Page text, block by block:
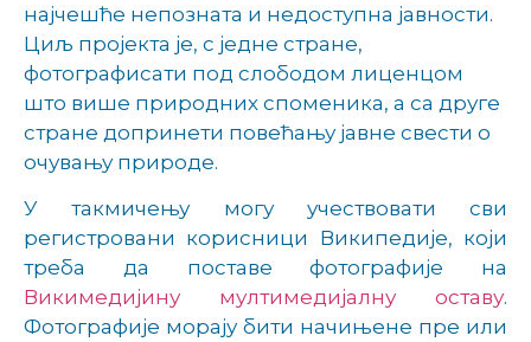
најчешће непозната и недоступна јавности.
Циљ пројекта је, с једне стране,
фотографисати под слободом лиценцом
што више природних споменика, а са друге
стране допринети повећању јавне свести о
очувању природе.
У такмичењу могу учествовати сви
регистровани корисници Википедије, који
треба да поставе фотографије на
Викимедијину мултимедијалну оставу.
Фотографије морају бити начињене пре или